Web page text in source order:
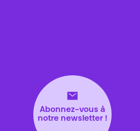
Abonnez-vous à
notre newsletter !